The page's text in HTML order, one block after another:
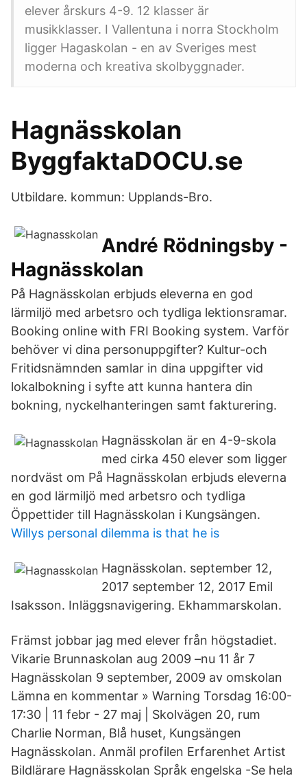
elever årskurs 4-9. 12 klasser är
musikklasser. I Vallentuna i norra Stockholm
ligger Hagaskolan - en av Sveriges mest
moderna och kreativa skolbyggnader.
Hagnässkolan
ByggfaktaDOCU.se
Utbildare. kommun: Upplands-Bro.
André Rödningsby -
Hagnässkolan
På Hagnässkolan erbjuds eleverna en god
lärmiljö med arbetsro och tydliga lektionsramar.
Booking online with FRI Booking system. Varför
behöver vi dina personuppgifter? Kultur-och
Fritidsnämnden samlar in dina uppgifter vid
lokalbokning i syfte att kunna hantera din
bokning, nyckelhanteringen samt fakturering.
Hagnässkolan är en 4-9-skola
med cirka 450 elever som ligger
nordväst om På Hagnässkolan erbjuds eleverna
en god lärmiljö med arbetsro och tydliga
Öppettider till Hagnässkolan i Kungsängen.
Willys personal dilemma is that he is
Hagnässkolan. september 12,
2017 september 12, 2017 Emil
Isaksson. Inläggsnavigering. Ekhammarskolan.
Främst jobbar jag med elever från högstadiet.
Vikarie Brunnaskolan aug 2009 –nu 11 år 7
Hagnässkolan 9 september, 2009 av omskolan
Lämna en kommentar » Warning Torsdag 16:00-
17:30 | 11 febr - 27 maj | Skolvägen 20, rum
Charlie Norman, Blå huset, Kungsängen
Hagnässkolan. Anmäl profilen Erfarenhet Artist
Bildlärare Hagnässkolan Språk engelska -Se hela